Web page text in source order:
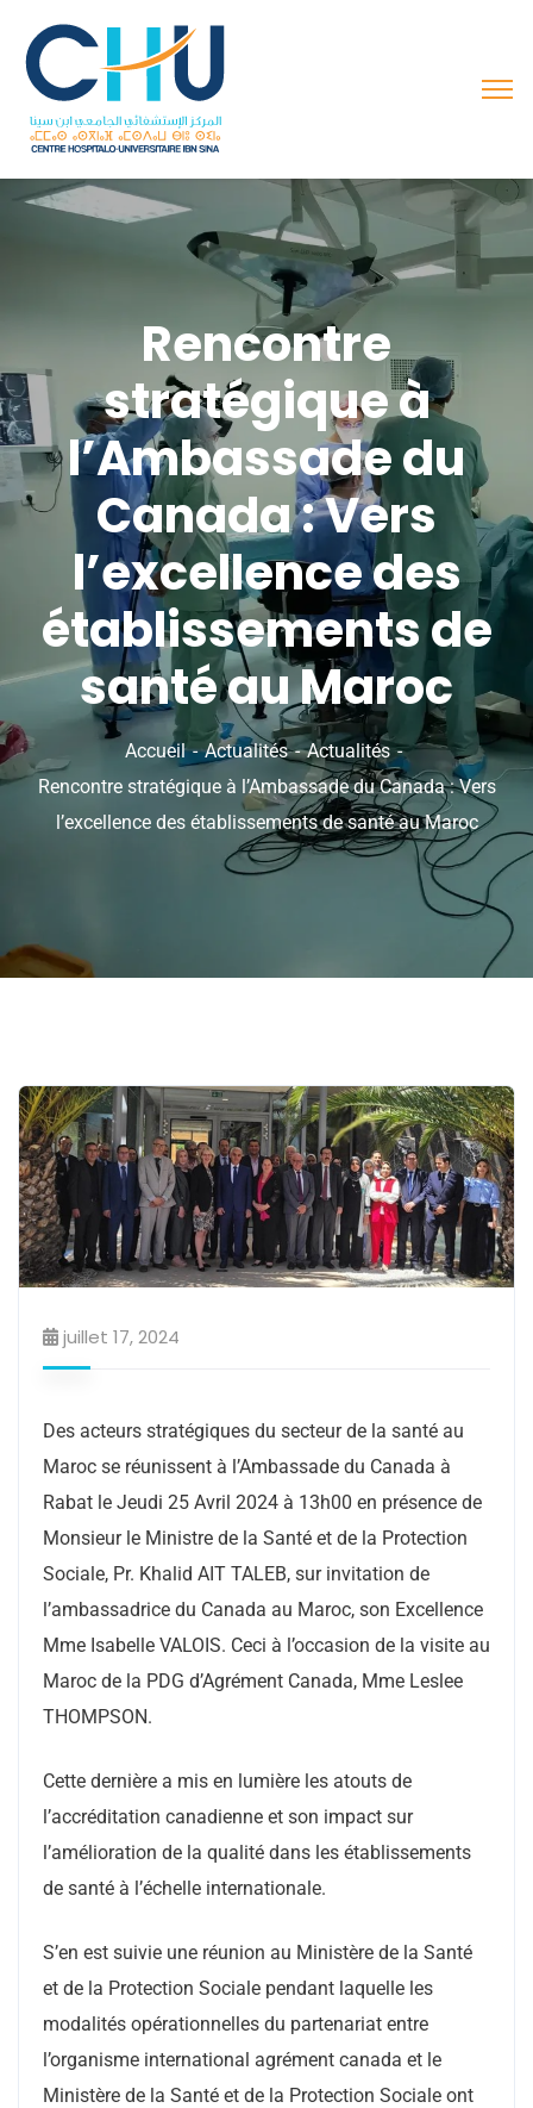
Rencontre
stratégique à
l’Ambassade du
Canada : Vers
l’excellence des
établissements de
santé au Maroc
Accueil Actualités
Actualités
Rencontre stratégique à l’Ambassade du Canada : Vers
l’excellence des établissements de santé au Maroc
juillet 17, 2024
Des acteurs stratégiques du secteur de la santé au
Maroc se réunissent à l’Ambassade du Canada à
Rabat le Jeudi 25 Avril 2024 à 13h00 en présence de
Monsieur le Ministre de la Santé et de la Protection
Sociale, Pr. Khalid AIT TALEB, sur invitation de
l’ambassadrice du Canada au Maroc, son Excellence
Mme Isabelle VALOIS. Ceci à l’occasion de la visite au
Maroc de la PDG d’Agrément Canada, Mme Leslee
THOMPSON.
Cette dernière a mis en lumière les atouts de
l’accréditation canadienne et son impact sur
l’amélioration de la qualité dans les établissements
de santé à l’échelle internationale.
S’en est suivie une réunion au Ministère de la Santé
et de la Protection Sociale pendant laquelle les
modalités opérationnelles du partenariat entre
l’organisme international agrément canada et le
Ministère de la Santé et de la Protection Sociale ont